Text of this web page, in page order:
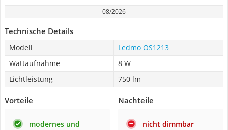
08/2026
Technische Details
Modell
Ledmo OS1213
Wattaufnahme
8 W
Lichtleistung
750 lm
Vorteile
modernes und
Nachteile
nicht dimmbar